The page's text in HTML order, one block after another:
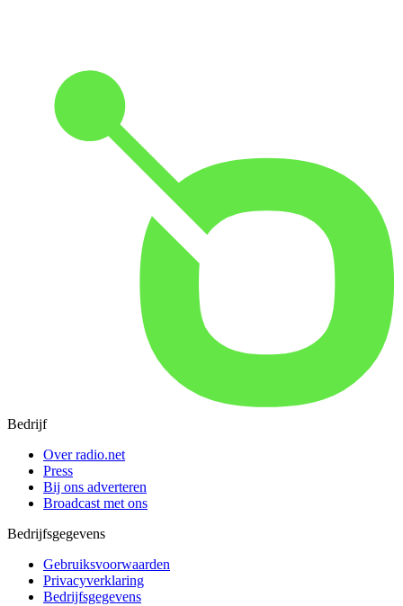
Bedrijf
Over radio.net
Press
Bij ons adverteren
Broadcast met ons
Bedrijfsgegevens
Gebruiksvoorwaarden
Privacyverklaring
Bedrijfsgegevens